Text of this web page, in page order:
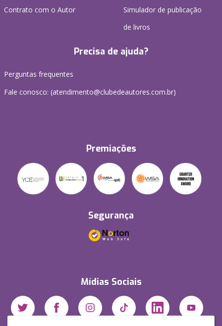
Contrato com o Autor
Simulador de publicação
de livros
Precisa de ajuda?
Perguntas frequentes
Fale conosco: (atendimento@clubedeautores.com.br)
Premiações
Segurança
Mídias Sociais